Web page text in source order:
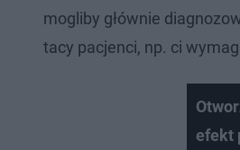
mogliby głównie
tacy pacjenci, np. ci
efekt